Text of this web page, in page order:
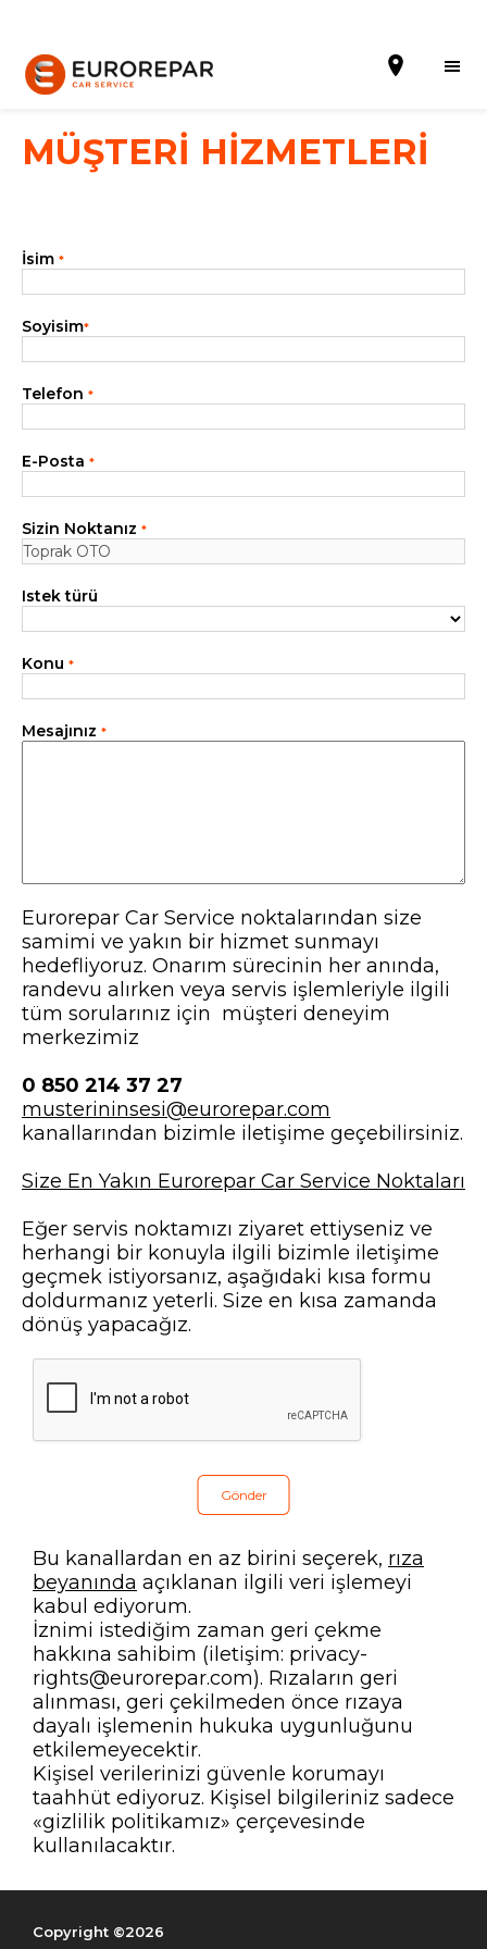
Hakkımızda
Hizmetler
Kampanyalar
Haberler
Blog
Tüm servisler
MÜŞTERİ HİZMETLERİ
Eurorepar Car Service noktalarından size
samimi ve yakın bir hizmet sunmayı
hedefliyoruz. Onarım sürecinin her anında,
randevu alırken veya servis işlemleriyle ilgili
tüm sorularınız için müşteri deneyim
merkezimiz
0 850 214 37 27
musterininsesi@eurorepar.com
kanallarından bizimle iletişime geçebilirsiniz.
Size En Yakın Eurorepar Car Service Noktaları
Eğer servis noktamızı ziyaret ettiyseniz ve
herhangi bir konuyla ilgili bizimle iletişime
geçmek istiyorsanız, aşağıdaki kısa formu
doldurmanız yeterli. Size en kısa zamanda
dönüş yapacağız.
İsim *
Soyisim*
Telefon *
E-Posta *
Sizin Noktanız *
Istek türü
Konu *
Mesajınız *
Bu kanallardan en az birini seçerek, rıza
beyanında açıklanan ilgili veri işlemeyi
kabul ediyorum.
İznimi istediğim zaman geri çekme
hakkına sahibim (iletişim: privacy-
rights@eurorepar.com). Rızaların geri
alınması, geri çekilmeden önce rızaya
dayalı işlemenin hukuka uygunluğunu
etkilemeyecektir.
Kişisel verilerinizi güvenle korumayı
taahhüt ediyoruz. Kişisel bilgileriniz sadece
«gizlilik politikamız» çerçevesinde
kullanılacaktır.
Copyright ©2026